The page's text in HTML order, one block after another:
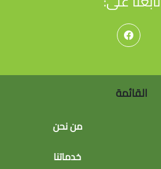
القائمة
من نحن
خدماتنا